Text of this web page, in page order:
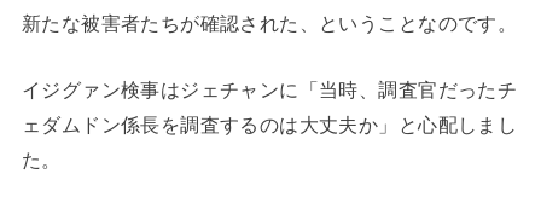
新たな被害者たちが確認された、ということなのです。
イジグァン検事はジェチャンに「当時、調査官だったチ
ェダムドン係長を調査するのは大丈夫か」と心配しまし
た。